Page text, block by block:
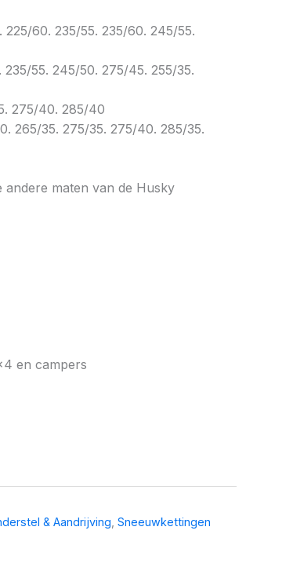
225/60. 235/55. 235/60. 245/55.
235/55. 245/50. 275/45. 255/35.
275/40. 285/40
265/35. 275/35. 275/40. 285/35.
andere maten van de Husky
en campers
& Aandrijving Sneeuwkettingen